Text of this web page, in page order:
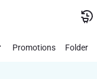
Promotions Folder